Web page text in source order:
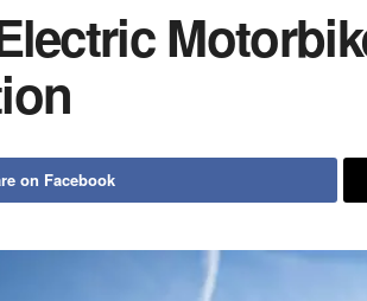
on Facebook